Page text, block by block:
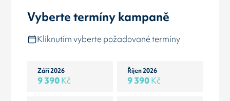
Vyberte termíny kampaně
Kliknutím vyberte požadované termíny
Září 2026
9 390Kč
Říjen 2026
9 390Kč